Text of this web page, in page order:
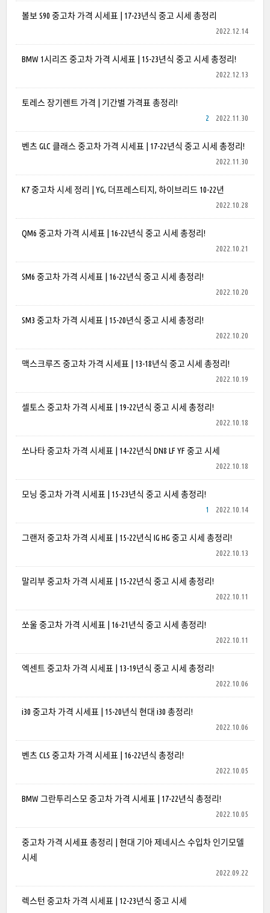
볼보 S90 중고차 가격 시세표 | 17-23년식 중고 시세 총정리
2022.12.14
BMW 1시리즈 중고차 가격 시세표 | 15-23년식 중고 시세 총정리!
2022.12.13
토레스 장기렌트 가격 | 기간별 가격표 총정리!
2022.11.30
2
벤츠 GLC 클래스 중고차 가격 시세표 | 17-22년식 중고 시세 총정리!
2022.11.30
K7 중고차 시세 정리 | YG, 더프레스티지, 하이브리드 10-22년
2022.10.28
QM6 중고차 가격 시세표 | 16-22년식 중고 시세 총정리!
2022.10.21
SM6 중고차 가격 시세표 | 16-22년식 중고 시세 총정리!
2022.10.20
SM3 중고차 가격 시세표 | 15-20년식 중고 시세 총정리!
2022.10.20
맥스크루즈 중고차 가격 시세표 | 13-18년식 중고 시세 총정리!
2022.10.19
셀토스 중고차 가격 시세표 | 19-22년식 중고 시세 총정리!
2022.10.18
쏘나타 중고차 가격 시세표 | 14-22년식 DN8 LF YF 중고 시세
2022.10.18
모닝 중고차 가격 시세표 | 15-23년식 중고 시세 총정리!
2022.10.14
1
그랜저 중고차 가격 시세표 | 15-22년식 IG HG 중고 시세 총정리!
2022.10.13
말리부 중고차 가격 시세표 | 15-22년식 중고 시세 총정리!
2022.10.11
쏘울 중고차 가격 시세표 | 16-21년식 중고 시세 총정리!
2022.10.11
엑센트 중고차 가격 시세표 | 13-19년식 중고 시세 총정리!
2022.10.06
i30 중고차 가격 시세표 | 15-20년식 현대 i30 총정리!
2022.10.06
벤츠 CLS 중고차 가격 시세표 | 16-22년식 총정리!
2022.10.05
BMW 그란투리스모 중고차 가격 시세표 | 17-22년식 총정리!
2022.10.05
중고차 가격 시세표 총정리 | 현대 기아 제네시스 수입차 인기모델
시세
2022.09.22
렉스턴 중고차 가격 시세표 | 12-23년식 중고 시세